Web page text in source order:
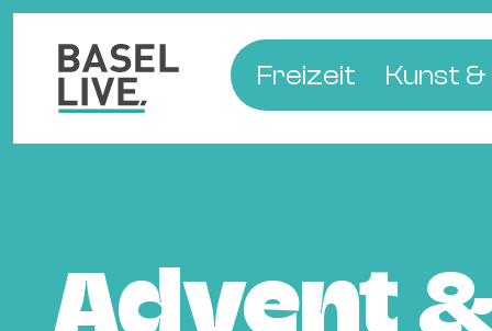
Freizeit
Musik &
Kino & Film
Kunst
Museen